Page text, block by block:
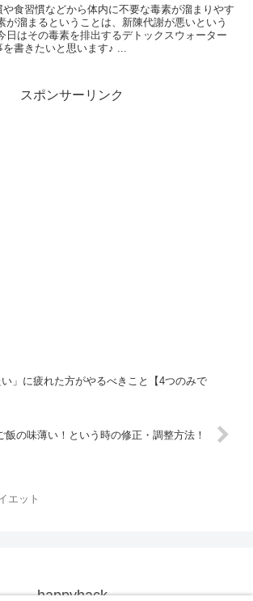
食習慣などから体内に不要な毒素が溜まりやす
が溜まるということは、新陳代謝が悪いという
日はその毒素を排出するデトックスウォーター
書きたいと思います♪ ...
スポンサーリンク
い」に疲れた方がやるべきこと【4つのみで
飯の味薄い！という時の修正・調整方法！
エット
happyhack